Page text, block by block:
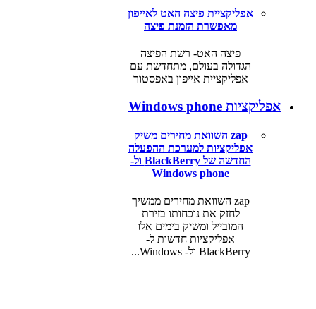
אפליקציית פיצה האט לאייפון
מאפשרת הזמנת פיצה
פיצה האט- רשת הפיצה
הגדולה בעולם, מתחדשת עם
אפליקציית אייפון באפסטור
אפליקציות Windows phone
zap השוואת מחירים משיק
אפליקציות למערכת ההפעלה
החדשה של BlackBerry ול-
Windows phone
zap השוואת מחירים ממשיך
לחזק את נוכחותו בזירת
המובייל ומשיק בימים אלו
אפליקציות חדשות ל-
BlackBerry ול- Windows...